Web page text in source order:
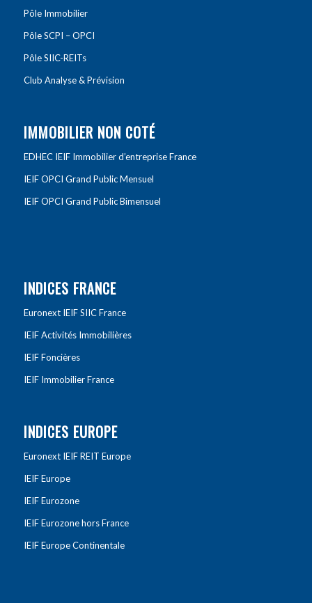
Pôle Immobilier
Pôle SCPI – OPCI
Pôle SIIC-REITs
Club Analyse & Prévision
IMMOBILIER NON COTÉ
EDHEC IEIF Immobilier d’entreprise France
IEIF OPCI Grand Public Mensuel
IEIF OPCI Grand Public Bimensuel
INDICES FRANCE
Euronext IEIF SIIC France
IEIF Activités Immobilières
IEIF Foncières
IEIF Immobilier France
INDICES EUROPE
Euronext IEIF REIT Europe
IEIF Europe
IEIF Eurozone
IEIF Eurozone hors France
IEIF Europe Continentale